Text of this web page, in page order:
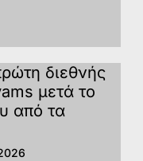
διεθνής
μετά το
από τα